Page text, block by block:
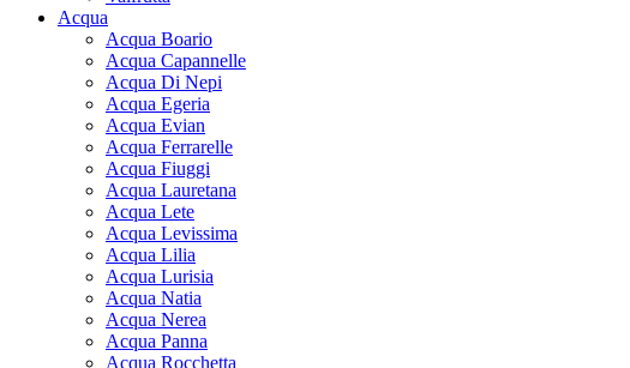
Acqua
Acqua Boario
Acqua Capannelle
Acqua Di Nepi
Acqua Egeria
Acqua Evian
Acqua Ferrarelle
Acqua Fiuggi
Acqua Lauretana
Acqua Lete
Acqua Levissima
Acqua Lilia
Acqua Lurisia
Acqua Natia
Acqua Nerea
Acqua Panna
Acqua Rocchetta